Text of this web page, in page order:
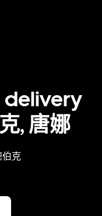
delivery
, 唐娜
克